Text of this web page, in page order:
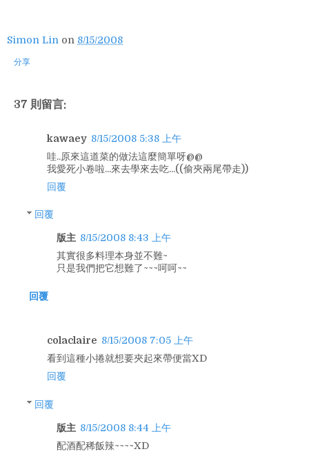
Simon Lin on 8/15/2008
分享
37 則留言:
kawaey 8/15/2008 5:38 上午
哇..原來這道菜的做法這麼簡單呀@@
我愛死小卷啦...來去學來去吃...((偷夾兩尾帶走))
回覆
回覆
版主 8/15/2008 8:43 上午
其實很多料理本身並不難~
只是我們把它想難了~~~呵呵~~
回覆
colaclaire 8/15/2008 7:05 上午
看到這種小捲就想要夾起來帶便當XD
回覆
回覆
版主 8/15/2008 8:44 上午
配酒配稀飯辣~~~~XD